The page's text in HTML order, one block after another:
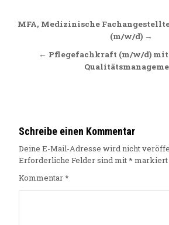
Beitragsnavigation
MFA, Medizinische
(m/w/d) →
← Pflegefachkraft (m/w/d) mit
Schreibe einen Kommentar
Deine E-Mail-Adresse wird nicht
Erforderliche Felder sind mit* markiert
Kommentar*